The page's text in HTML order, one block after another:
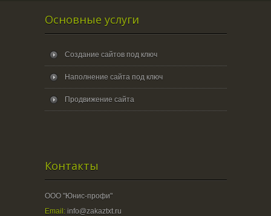
Основные услуги
Создание сайтов под ключ
Наполнение сайта под ключ
Продвижение сайта
Контакты
ООО "Юнис-профи"
Email: info@zakaztxt.ru